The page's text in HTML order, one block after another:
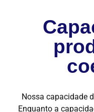
Nossa capacidade
Enquanto a